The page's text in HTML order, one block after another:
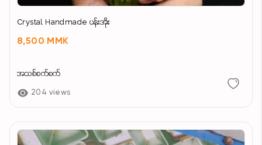
Crystal Handmade ပန်းအိုး
8,500 MMK
အသစ်စက်စက်
204 views